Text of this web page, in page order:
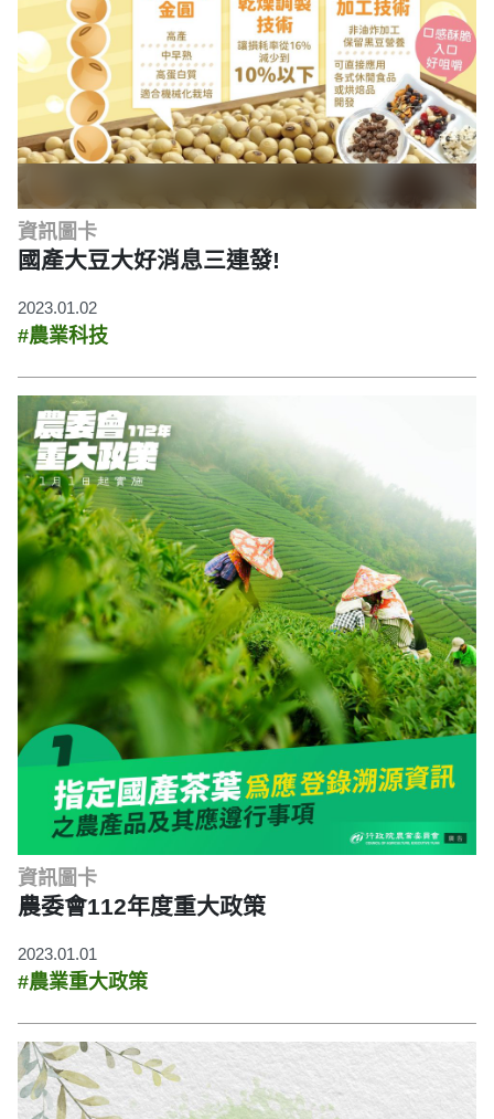
資訊圖卡
國產大豆大好消息三連發!
2023.01.02
#農業科技
資訊圖卡
農委會112年度重大政策
2023.01.01
#農業重大政策